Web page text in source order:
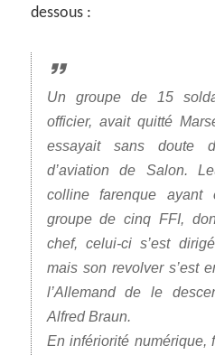
dessous :
Un groupe de 15
officier, avait quitté
essayait sans doute
d’aviation de Salon.
colline farenque ayant
groupe de cinq FFI,
chef, celui-ci s’est
mais son revolver s’est
l’Allemand de le
Alfred Braun.
En infériorité numérique,